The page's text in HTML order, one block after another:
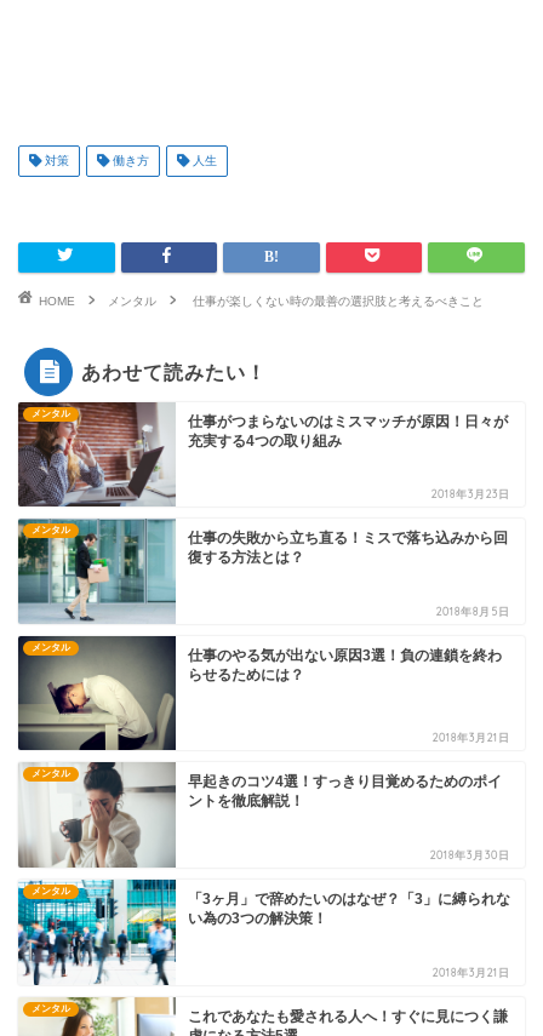
対策 働き方 人生
HOME メンタル 仕事が楽しくない時の最善の選択肢と考えるべきこと
あわせて読みたい！
メンタル
仕事がつまらないのはミスマッチが原因！日々が
充実する4つの取り組み
2018年3月23日
メンタル
仕事の失敗から立ち直る！ミスで落ち込みから回
復する方法とは？
2018年8月5日
メンタル
仕事のやる気が出ない原因3選！負の連鎖を終わ
らせるためには？
2018年3月21日
メンタル
早起きのコツ4選！すっきり目覚めるためのポイ
ントを徹底解説！
2018年3月30日
メンタル
「3ヶ月」で辞めたいのはなぜ？「3」に縛られな
い為の3つの解決策！
2018年3月21日
メンタル
これであなたも愛される人へ！すぐに見につく謙